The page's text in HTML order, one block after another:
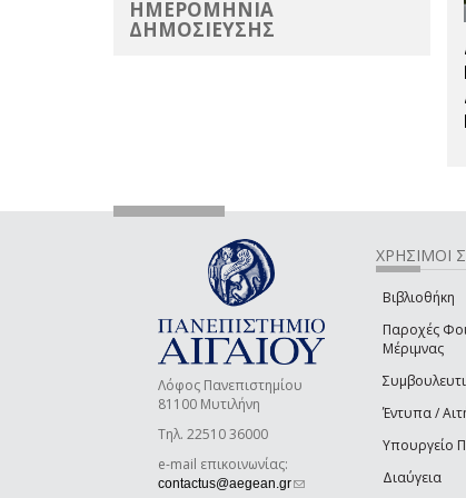
ΗΜΕΡΟΜΗΝΙΑ
ΔΗΜΟΣΙΕΥΣΗΣ
Λόφος Πανεπιστημίου
81100 Μυτιλήνη
Τηλ. 22510 36000
e-mail επικοινωνίας:
contactus@aegean.gr(link sends e-mail)
ΧΡΗΣΙΜΟΙ
Βιβλιοθήκη
Παροχές
Μέριμνας
Έντυπα /
Υπουργείο
Διαύγεια